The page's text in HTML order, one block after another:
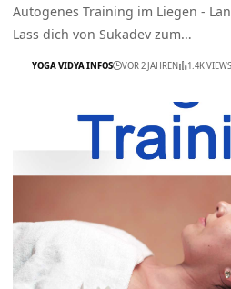
Autogenes Training im Liegen -
Lass dich von Sukadev zum…
YOGA VIDYA INFOS VOR 2 JAHREN 1.4K VIEWS